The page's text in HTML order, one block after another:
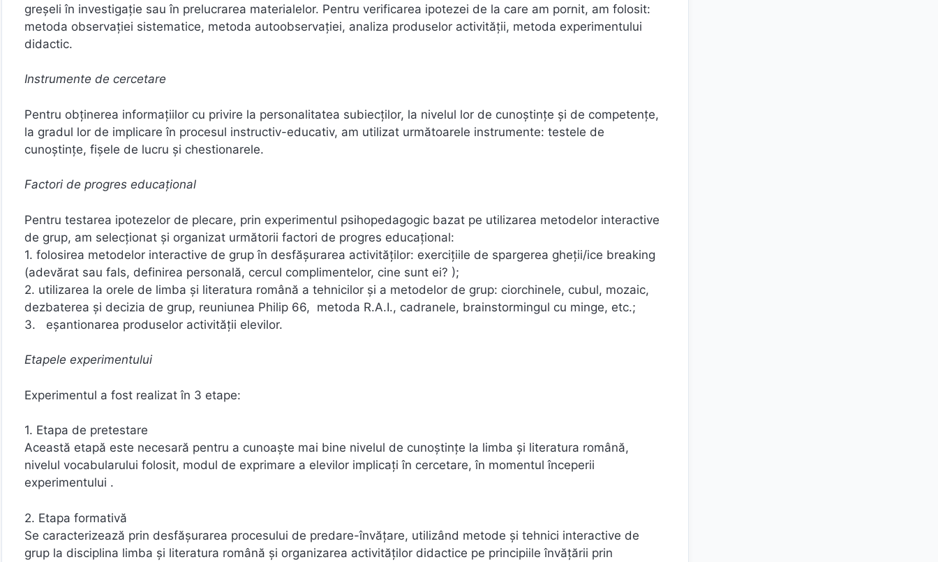
greşeli în investigaţie sau în prelucrarea materialelor. Pentru verificarea ipotezei de la care am pornit, am folosit:
metoda observaţiei sistematice, metoda autoobservaţiei, analiza produselor activităţii, metoda experimentului
didactic.
Instrumente de cercetare
Pentru obţinerea informaţiilor cu privire la personalitatea subiecţilor, la nivelul lor de cunoştinţe şi de competenţe,
la gradul lor de implicare în procesul instructiv-educativ, am utilizat următoarele instrumente: testele de
cunoştinţe, fişele de lucru şi chestionarele.
Factori de progres educaţional
Pentru testarea ipotezelor de plecare, prin experimentul psihopedagogic bazat pe utilizarea metodelor interactive
de grup, am selecţionat şi organizat următorii factori de progres educaţional:
1. folosirea metodelor interactive de grup în desfăşurarea activităţilor: exerciţiile de spargerea gheţii/ice breaking
(adevărat sau fals, definirea personală, cercul complimentelor, cine sunt ei? );
2. utilizarea la orele de limba şi literatura română a tehnicilor şi a metodelor de grup: ciorchinele, cubul, mozaic,
dezbaterea şi decizia de grup, reuniunea Philip 66, metoda R.A.I., cadranele, brainstormingul cu minge, etc.;
3. eşantionarea produselor activităţii elevilor.
Etapele experimentului
Experimentul a fost realizat în 3 etape:
1. Etapa de pretestare
Această etapă este necesară pentru a cunoaşte mai bine nivelul de cunoştinţe la limba şi literatura română,
nivelul vocabularului folosit, modul de exprimare a elevilor implicaţi în cercetare, în momentul începerii
experimentului .
2. Etapa formativă
Se caracterizează prin desfăşurarea procesului de predare-învăţare, utilizând metode şi tehnici interactive de
grup la disciplina limba şi literatura română şi organizarea activităţilor didactice pe principiile învăţării prin